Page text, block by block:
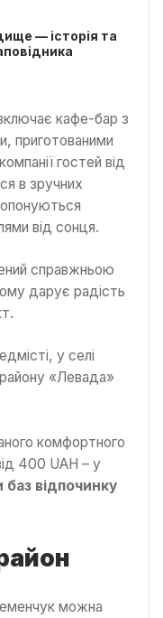
— історія та
кафе-бар з
приготованими
гостей від
в зручних
від сонця.
справжньою
дарує радість
у селі
«Левада»
комфортного
400 UAH – у
баз відпочинку
можна